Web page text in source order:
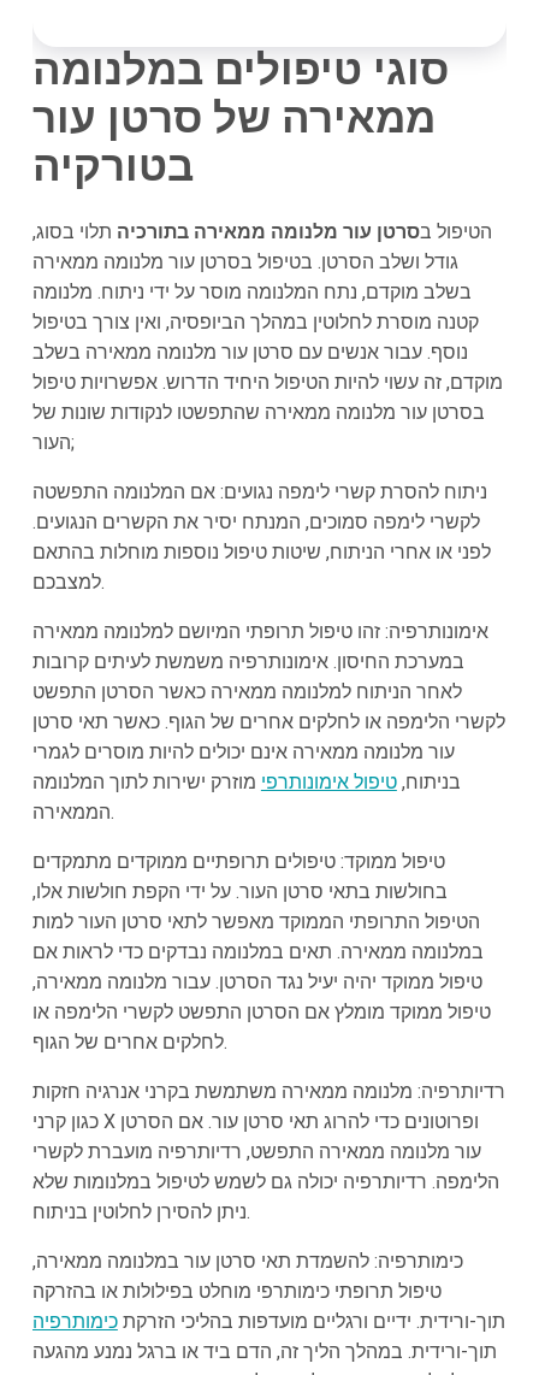
סוגי טיפולים במלנומה
ממאירה של סרטן עור
בטורקיה
הטיפול בסרטן עור מלנומה ממאירה בתורכיה תלוי בסוג,
גודל ושלב הסרטן. בטיפול בסרטן עור מלנומה ממאירה
בשלב מוקדם, נתח המלנומה מוסר על ידי ניתוח. מלנומה
קטנה מוסרת לחלוטין במהלך הביופסיה, ואין צורך בטיפול
נוסף. עבור אנשים עם סרטן עור מלנומה ממאירה בשלב
מוקדם, זה עשוי להיות הטיפול היחיד הדרוש. אפשרויות טיפול
בסרטן עור מלנומה ממאירה שהתפשטו לנקודות שונות של
העור;
ניתוח להסרת קשרי לימפה נגועים: אם המלנומה התפשטה
לקשרי לימפה סמוכים, המנתח יסיר את הקשרים הנגועים.
לפני או אחרי הניתוח, שיטות טיפול נוספות מוחלות בהתאם
למצבכם.
אימונותרפיה: זהו טיפול תרופתי המיושם למלנומה ממאירה
במערכת החיסון. אימונותרפיה משמשת לעיתים קרובות
לאחר הניתוח למלנומה ממאירה כאשר הסרטן התפשט
לקשרי הלימפה או לחלקים אחרים של הגוף. כאשר תאי סרטן
עור מלנומה ממאירה אינם יכולים להיות מוסרים לגמרי
בניתוח,טיפול אימונותרפי מוזרק ישירות לתוך המלנומה
הממאירה.
טיפול ממוקד: טיפולים תרופתיים ממוקדים מתמקדים
בחולשות בתאי סרטן העור. על ידי הקפת חולשות אלו,
הטיפול התרופתי הממוקד מאפשר לתאי סרטן העור למות
במלנומה ממאירה. תאים במלנומה נבדקים כדי לראות אם
טיפול ממוקד יהיה יעיל נגד הסרטן. עבור מלנומה ממאירה,
טיפול ממוקד מומלץ אם הסרטן התפשט לקשרי הלימפה או
לחלקים אחרים של הגוף.
רדיותרפיה: מלנומה ממאירה משתמשת בקרני אנרגיה חזקות
כגון קרני X ופרוטונים כדי להרוג תאי סרטן עור. אם הסרטן
עור מלנומה ממאירה התפשט, רדיותרפיה מועברת לקשרי
הלימפה. רדיותרפיה יכולה גם לשמש לטיפול במלנומות שלא
ניתן להסירן לחלוטין בניתוח.
כימותרפיה: להשמדת תאי סרטן עור במלנומה ממאירה,
טיפול תרופתי כימותרפי מוחלט בפילולות או בהזרקה
תוך-ורידית. ידיים ורגליים מועדפות בהליכי הזרקתכימותרפיה
תוך-ורידית. במהלך הליך זה, הדם ביד או ברגל נמנע מהגעה